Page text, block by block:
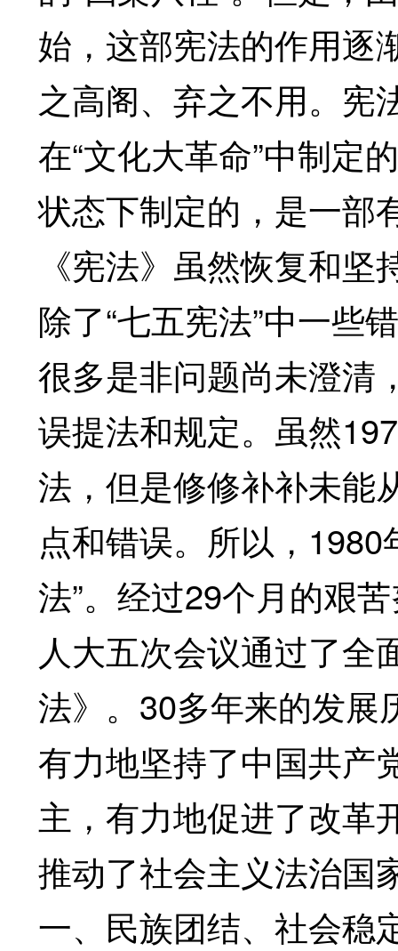
始，这部宪法的作用逐
之高阁、弃之不用。宪
在“文化大革命”中制定
状态下制定的，是一部
《宪法》虽然恢复和
除了“七五宪法”中一些
很多是非问题尚未澄清
误提法和规定。虽然
法，但是修修补补未能
点和错误。所以，
法”。经过29个月的艰
人大五次会议通过了全
法》。30多年来的发展
有力地坚持了中国共产
主，有力地促进了改革
推动了社会主义法治国
一、民族团结、社会稳